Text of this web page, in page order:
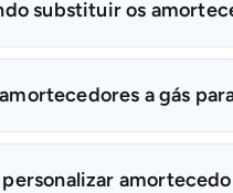
substituir os
a gás